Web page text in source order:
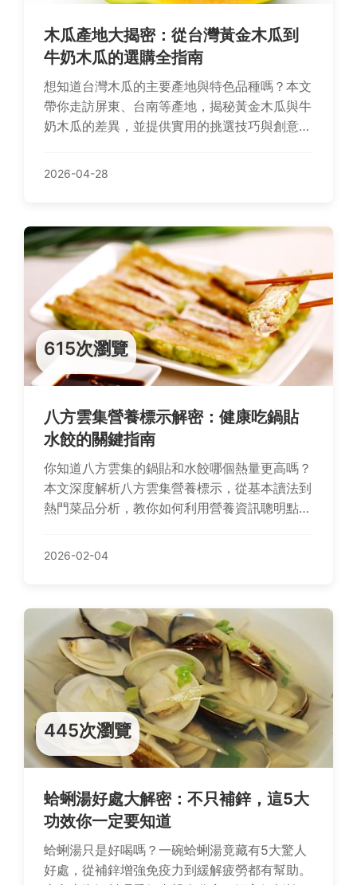
木瓜產地大揭密：從台灣黃金木瓜到
牛奶木瓜的選購全指南
想知道台灣木瓜的主要產地與特色品種嗎？本文
帶你走訪屏東、台南等產地，揭秘黃金木瓜與牛
奶木瓜的差異，並提供實用的挑選技巧與創意食
2026-04-28
615次瀏覽
八方雲集營養標示解密：健康吃鍋貼
水餃的關鍵指南
你知道八方雲集的鍋貼和水餃哪個熱量更高嗎？
本文深度解析八方雲集營養標示，從基本讀法到
熱門菜品分析，教你如何利用營養資訊聰明點
康。
2026-02-04
445次瀏覽
蛤蜊湯好處大解密：不只補鋅，這5大
功效你一定要知道
蛤蜊湯只是好喝嗎？一碗蛤蜊湯竟藏有5大驚人
好處，從補鋅增強免疫力到緩解疲勞都有幫助。